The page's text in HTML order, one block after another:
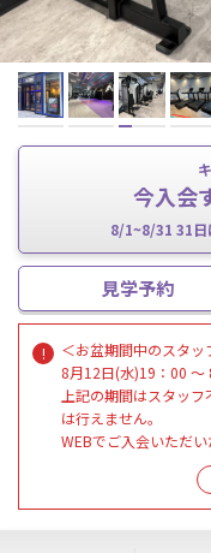
今入会
8/1~8/31 31日
見学予約
＜お盆期間中のスタ
8月12日(水)19：00
上記の期間はスタッ
は行えません。
WEBでご入会いただ
完了させていただき
お手続き開始は 8月